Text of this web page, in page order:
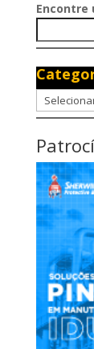
Encontre
Categorias